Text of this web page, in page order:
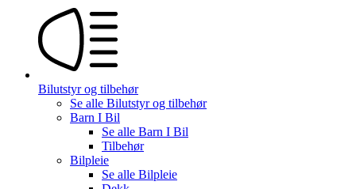
Bilutstyr og tilbehør
Se alle Bilutstyr og tilbehør
Barn I Bil
Se alle Barn I Bil
Tilbehør
Bilpleie
Se alle Bilpleie